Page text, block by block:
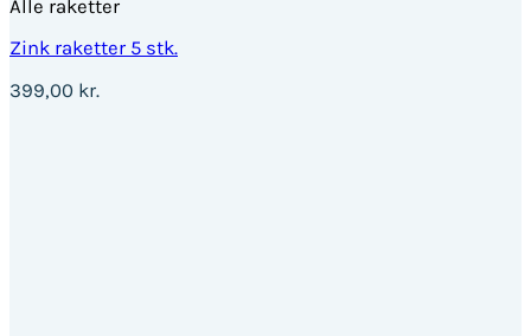
Alle raketter
Zink raketter 5 stk.
399,00 kr.